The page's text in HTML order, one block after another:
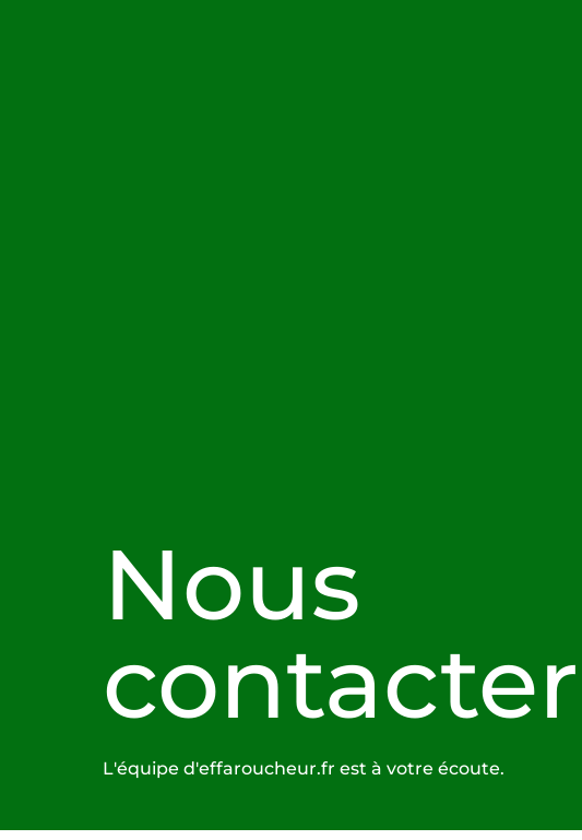
Nous
contacter
L'équipe d'effaroucheur.fr est à votre écoute.